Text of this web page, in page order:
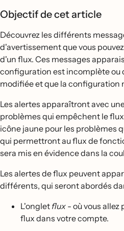
Objectif de cet article
Découvrez les différents
d'avertissement que vous
d'un flux. Ces messages
configuration est incomplète ou
modifiée et que la configuration
Les alertes apparaîtront avec
problèmes qui empêchent le
icône jaune pour les problèmes
qui permettront au flux de
sera mis en évidence dans la
Les alertes de flux peuvent
différents, qui seront abordés
L'onglet flux - où vous allez
flux dans votre compte.